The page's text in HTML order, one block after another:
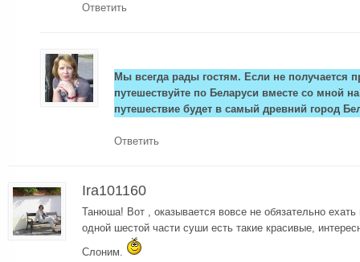
Ответить
Мы всегда рады гостям. Если не получается
путешествуйте по Беларуси вместе со мной
путешествие будет в самый древний город
Ответить
Ira101160
Танюша! Вот , оказывается вовсе не обязательно ехать
одной шестой части суши есть такие красивые,
Слоним.